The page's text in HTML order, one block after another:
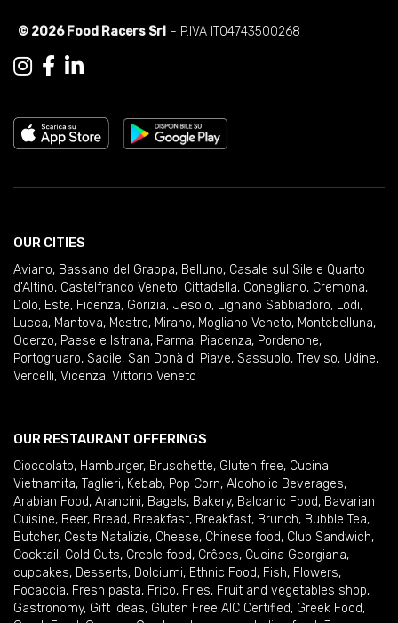
© 2026 Food Racers Srl - P.IVA IT04743500268
OUR CITIES
Aviano, Bassano del Grappa, Belluno, Casale sul Sile e Quarto
d'Altino, Castelfranco Veneto, Cittadella, Conegliano, Cremona,
Dolo, Este, Fidenza, Gorizia, Jesolo, Lignano Sabbiadoro, Lodi,
Lucca, Mantova, Mestre, Mirano, Mogliano Veneto, Montebelluna,
Oderzo, Paese e Istrana, Parma, Piacenza, Pordenone,
Portogruaro, Sacile, San Donà di Piave, Sassuolo, Treviso, Udine,
Vercelli, Vicenza, Vittorio Veneto
OUR RESTAURANT OFFERINGS
Cioccolato, Hamburger, Bruschette, Gluten free, Cucina
Vietnamita, Taglieri, Kebab, Pop Corn, Alcoholic Beverages,
Arabian Food, Arancini, Bagels, Bakery, Balcanic Food, Bavarian
Cuisine, Beer, Bread, Breakfast, Breakfast, Brunch, Bubble Tea,
Butcher, Ceste Natalizie, Cheese, Chinese food, Club Sandwich,
Cocktail , Cold Cuts, Creole food, Crêpes, Cucina Georgiana,
cupcakes, Desserts, Dolciumi, Ethnic Food, Fish, Flowers,
Focaccia, Fresh pasta, Frico, Fries, Fruit and vegetables shop,
Gastronomy, Gift ideas, Gluten Free AIC Certified, Greek Food,